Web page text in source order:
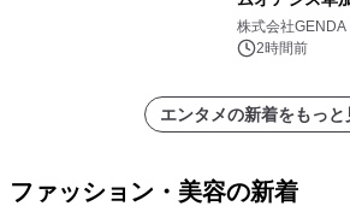
2026年8月7日
ン
株式会社
2時間前
エンタメの新着をもっと
ファッション・美容の新着